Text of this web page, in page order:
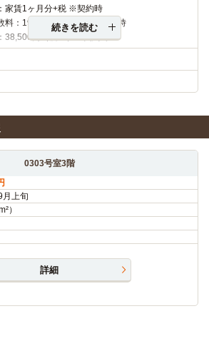
家賃1ヶ月分+税 ※契約時
料：19,800円（税込）※更新時
38,500円（税込）※契約時
続きを読む
0303号室3階
月上旬
）
詳細